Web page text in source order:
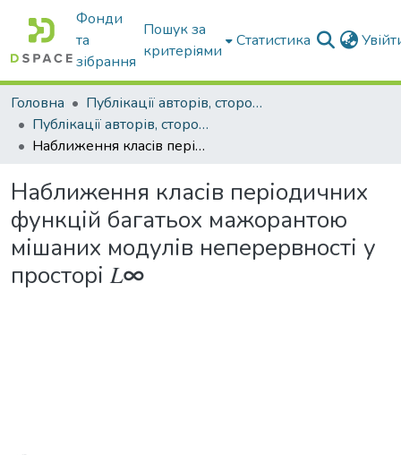
Фонди
та
зібрання
Пошук за
критеріями
Статистика
Головна
Публікації авторів, сторонніх університету
Публікації авторів, сторонніх університету
Наближення класів періодичних функцій багатьох мажорантою мішаних модулів неперервності у просторі 𝐿∞
Наближення класів періодичних
функцій багатьох мажорантою
мішаних модулів неперервності у
просторі 𝐿∞